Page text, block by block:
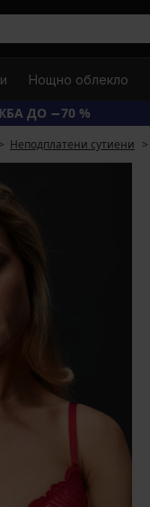
Нощно облекло
ДО −70 %
Неподплатени сутиени